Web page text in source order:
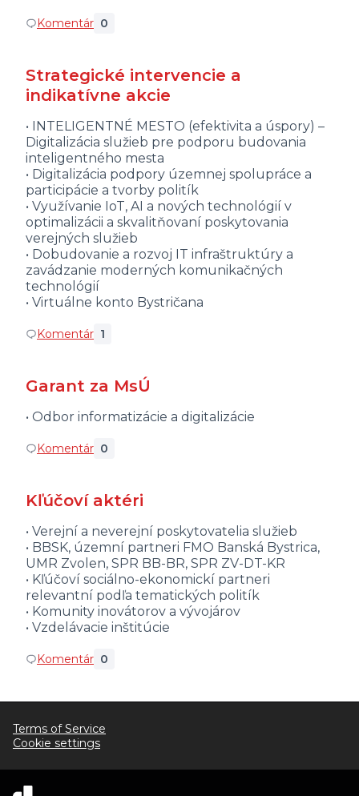
Komentár 0
Strategické intervencie a
indikatívne akcie
• INTELIGENTNÉ MESTO (efektivita a úspory) –
Digitalizácia služieb pre podporu budovania
inteligentného mesta
• Digitalizácia podpory územnej spolupráce a
participácie a tvorby politík
• Využívanie IoT, AI a nových technológií v
optimalizácii a skvalitňovaní poskytovania
verejných služieb
• Dobudovanie a rozvoj IT infraštruktúry a
zavádzanie moderných komunikačných
technológií
• Virtuálne konto Bystričana
Komentár 1
Garant za MsÚ
• Odbor informatizácie a digitalizácie
Komentár 0
Kľúčoví aktéri
• Verejní a neverejní poskytovatelia služieb
• BBSK, územní partneri FMO Banská Bystrica,
UMR Zvolen, SPR BB-BR, SPR ZV-DT-KR
• Kľúčoví sociálno-ekonomickí partneri
relevantní podľa tematických politík
• Komunity inovátorov a vývojárov
• Vzdelávacie inštitúcie
Komentár 0
Terms of Service
Cookie settings